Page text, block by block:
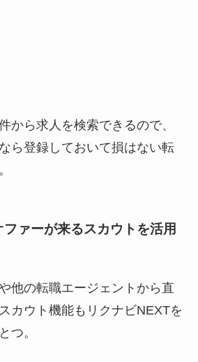
から求人を検索できるので、
ら登録しておいて損はない転
ァーが来るスカウトを活用
他の転職エージェントから直
カウト機能もリクナビNEXTを
つ。